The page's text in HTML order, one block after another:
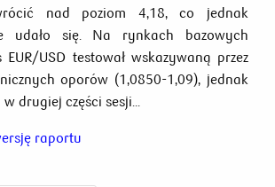
nad poziom 4,18, co jednak
udało się. Na rynkach bazowych
USD testował wskazywaną przez
oporów (1,0850-1,09), jednak
drugiej części sesji...
raportu